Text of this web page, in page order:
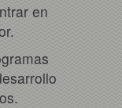
en